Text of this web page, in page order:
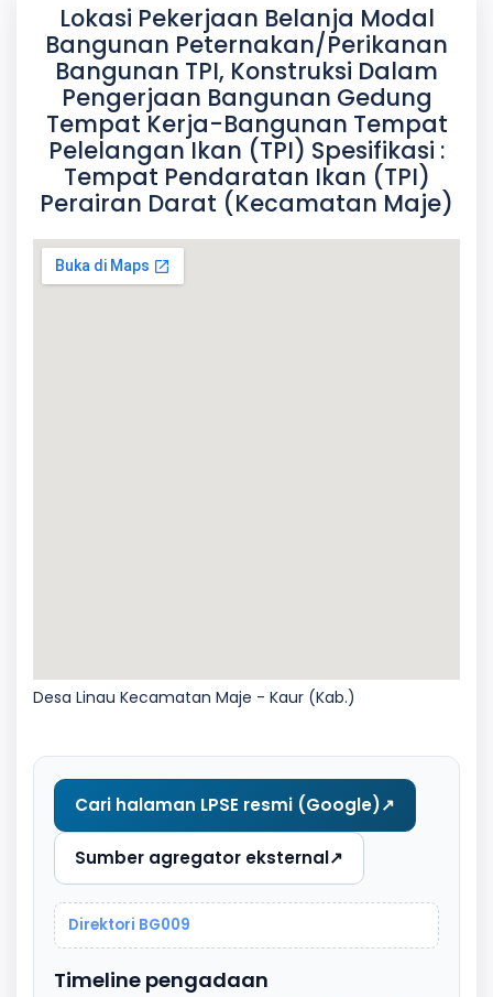
Lokasi Pekerjaan Belanja Modal
Bangunan Peternakan/Perikanan
Bangunan TPI, Konstruksi Dalam
Pengerjaan Bangunan Gedung
Tempat Kerja-Bangunan Tempat
Pelelangan Ikan (TPI) Spesifikasi :
Tempat Pendaratan Ikan (TPI)
Perairan Darat (Kecamatan Maje)
Desa Linau Kecamatan Maje - Kaur (Kab.)
Cari halaman LPSE resmi (Google)↗
Sumber agregator eksternal↗
Direktori BG009
Timeline pengadaan